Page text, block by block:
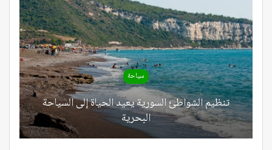
سياحة
تنظيم الشواطئ السورية يعيد الحياة إلى السياحة
البحرية